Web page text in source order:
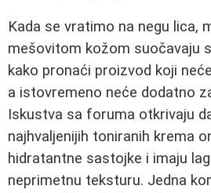
Kada se vratimo na negu lica,
mešovitom kožom suočavaju
kako pronaći proizvod koji
a istovremeno neće dodatno
Iskustva sa foruma otkrivaju
najhvaljenijih toniranih krema
hidratantne sastojke i imaju
neprimetnu teksturu. Jedna